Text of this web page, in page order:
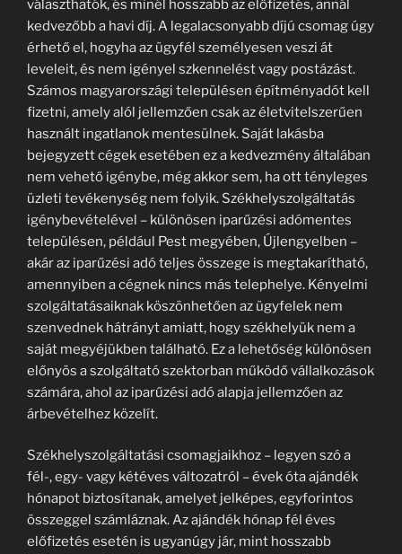
választhatók, és minél hosszabb az előfizetés, annál
kedvezőbb a havi díj. A legalacsonyabb díjú csomag úgy
érhető el, hogyha az ügyfél személyesen veszi át
leveleit, és nem igényel szkennelést vagy postázást.
Számos magyarországi településen építményadót kell
fizetni, amely alól jellemzően csak az életvitelszerűen
használt ingatlanok mentesülnek. Saját lakásba
bejegyzett cégek esetében ez a kedvezmény általában
nem vehető igénybe, még akkor sem, ha ott tényleges
üzleti tevékenység nem folyik. Székhelyszolgáltatás
igénybevételével – különösen iparűzési adómentes
településen, például Pest megyében, Újlengyelben –
akár az iparűzési adó teljes összege is megtakarítható,
amennyiben a cégnek nincs más telephelye. Kényelmi
szolgáltatásaiknak köszönhetően az ügyfelek nem
szenvednek hátrányt amiatt, hogy székhelyük nem a
saját megyéjükben található. Ez a lehetőség különösen
előnyös a szolgáltató szektorban működő vállalkozások
számára, ahol az iparűzési adó alapja jellemzően az
árbevételhez közelít.
Székhelyszolgáltatási csomagjaikhoz – legyen szó a
fél-, egy- vagy kétéves változatról – évek óta ajándék
hónapot biztosítanak, amelyet jelképes, egyforintos
összeggel számláznak. Az ajándék hónap fél éves
előfizetés esetén is ugyanúgy jár, mint hosszabb